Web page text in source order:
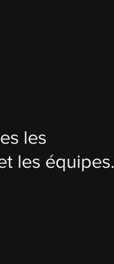
les
les équipes.